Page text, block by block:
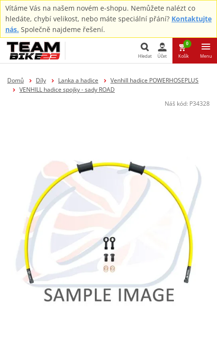
Vítáme Vás na našem novém e-shopu. Nemůžete nalézt co
hledáte, chybí velikost, nebo máte speciální přání? Kontaktujte
nás. Společně najdeme řešení.
Hledat
Hledat Účet
0
Košík Menu
Domů Díly Lanka a hadice
Venhill hadice POWERHOSEPLUS
VENHILL hadice spojky - sady ROAD
Náš kód: P34328